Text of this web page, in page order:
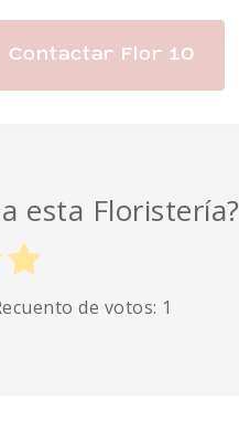
Contactar Flor 10
esta Floristería?
de votos: 1